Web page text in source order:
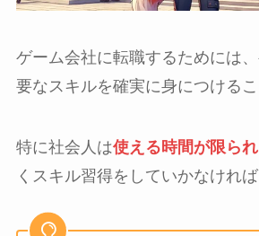
ゲーム会社に転職するためには
要なスキルを確実に身につけるこ
特に社会人は使える時間が限ら
くスキル習得をしていかなければ